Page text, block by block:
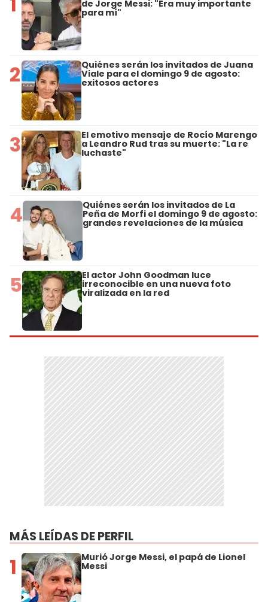
de Jorge Messi: "Era muy importante
para mí"
2 Quiénes serán los invitados de Juana
Viale para el domingo 9 de agosto:
exitosos actores
3 El emotivo mensaje de Rocío Marengo
a Leandro Rud tras su muerte: "La re
luchaste"
4 Quiénes serán los invitados de La
Peña de Morfi el domingo 9 de agosto:
grandes revelaciones de la música
5 El actor John Goodman luce
irreconocible en una nueva foto
viralizada en la red
MÁS LEÍDAS DE PERFIL
1 Murió Jorge Messi, el papá de Lionel
Messi